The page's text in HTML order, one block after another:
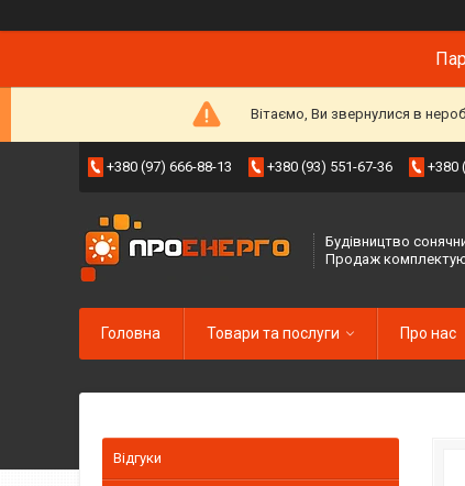
Вітаємо, Ви звернулися в
+380 (97) 666-88-13 +380 (93) 551-67-36 +380
Будівництво
Продаж
Головна Товари та послуги Про нас
Відгуки